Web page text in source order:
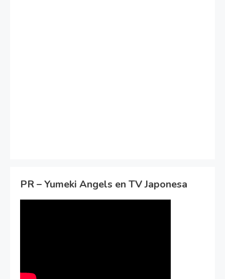
PR – Yumeki Angels en TV Japonesa